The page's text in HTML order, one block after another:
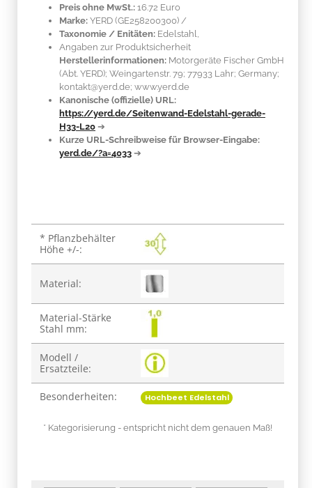
Preis ohne MwSt.: 16.72 Euro
Marke: YERD (GE258200300) /
Taxonomie / Enitäten: Edelstahl
Angaben zur Produktsicherheit
Herstellerinformationen: Motorgeräte Fischer GmbH
(Abt. YERD); Weingartenstr. 79; 77933 Lahr; Germany;
kontakt@yerd.de; www.yerd.de
Kanonische (offizielle) URL:
https://yerd.de/Seitenwand-Edelstahl-gerade-
H33-L20 ➔
Kurze URL-Schreibweise für Browser-Eingabe:
yerd.de/?a=4033 ➔
Produkteigenschaft
Wert
* Pflanzbehälter
Höhe +/-:
Material:
Material-Stärke
Stahl mm:
Modell /
Ersatzteile:
Besonderheiten: Hochbeet Edelstahl
* Kategorisierung - entspricht nicht dem genauen Maß!